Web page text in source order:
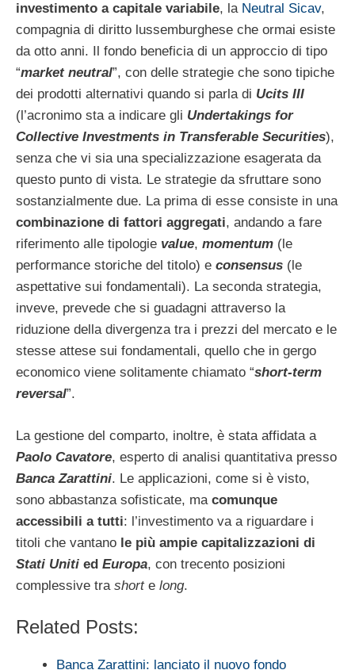
investimento a capitale variabile, la Neutral Sicav,
compagnia di diritto lussemburghese che ormai esiste
da otto anni. Il fondo beneficia di un approccio di tipo
“market neutral”, con delle strategie che sono tipiche
dei prodotti alternativi quando si parla di Ucits III
(l’acronimo sta a indicare gli Undertakings for
Collective Investments in Transferable Securities),
senza che vi sia una specializzazione esagerata da
questo punto di vista. Le strategie da sfruttare sono
sostanzialmente due. La prima di esse consiste in una
combinazione di fattori aggregati, andando a fare
riferimento alle tipologie value, momentum (le
performance storiche del titolo) e consensus (le
aspettative sui fondamentali). La seconda strategia,
inveve, prevede che si guadagni attraverso la
riduzione della divergenza tra i prezzi del mercato e le
stesse attese sui fondamentali, quello che in gergo
economico viene solitamente chiamato “short-term
reversal”.
La gestione del comparto, inoltre, è stata affidata a
Paolo Cavatore, esperto di analisi quantitativa presso
Banca Zarattini. Le applicazioni, come si è visto,
sono abbastanza sofisticate, ma comunque
accessibili a tutti: l’investimento va a riguardare i
titoli che vantano le più ampie capitalizzazioni di
Stati Uniti ed Europa, con trecento posizioni
complessive tra shorte long.
Related Posts:
Banca Zarattini: lanciato il nuovo fondo